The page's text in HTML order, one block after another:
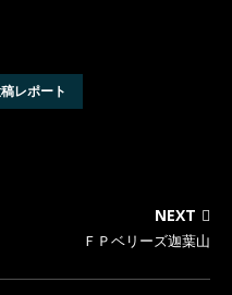
レポート
NEXT
ＦＰベリーズ迦葉山